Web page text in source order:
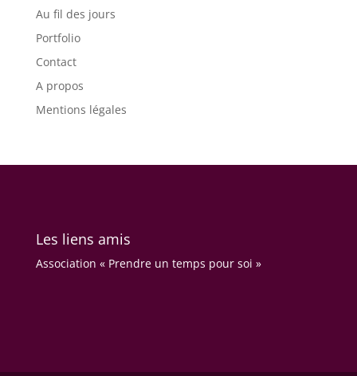
Au fil des jours
Portfolio
Contact
A propos
Mentions légales
Les liens amis
Association « Prendre un temps pour soi »